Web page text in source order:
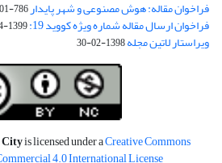
فراخوان مقاله: هوش مصنوعی و شهر پایدار786-01-0-1279
فراخوان ارسال مقاله شماره ویژه کووید 19: 1399-04-23
ویراستار لاتین مجله1398-02-30
is licensed under aCreative Commons